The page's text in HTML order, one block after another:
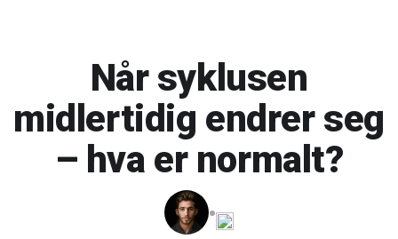
Når syklusen
midlertidig endrer seg
– hva er normalt?